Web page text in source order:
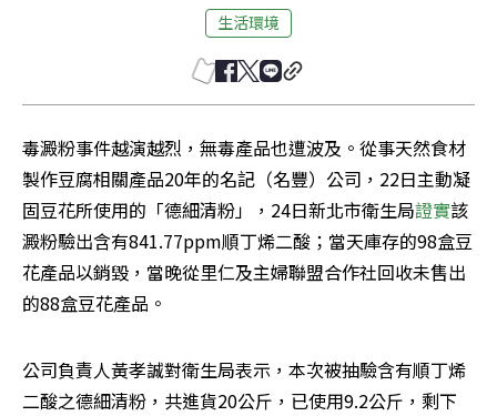
生活環境
毒澱粉事件越演越烈，無毒產品也遭波及。從事天然食材
製作豆腐相關產品20年的名記（名豐）公司，22日主動凝
固豆花所使用的「德細清粉」，24日新北市衛生局證實該
澱粉驗出含有841.77ppm順丁烯二酸；當天庫存的98盒豆
花產品以銷毀，當晚從里仁及主婦聯盟合作社回收未售出
的88盒豆花產品。
公司負責人黃孝誠對衛生局表示，本次被抽驗含有順丁烯
二酸之德細清粉，共進貨20公斤，已使用9.2公斤，剩下